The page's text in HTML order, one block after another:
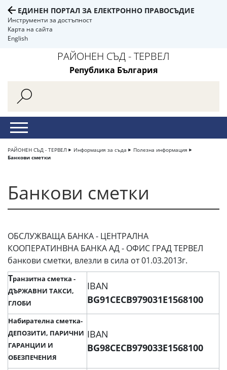
ЕДИНЕН ПОРТАЛ ЗА ЕЛЕКТРОННО ПРАВОСЪДИЕ
Инструменти за достъпност
Карта на сайта
English
РАЙОНЕН СЪД - ТЕРВЕЛ
Република България
РАЙОНЕН СЪД - ТЕРВЕЛ Информация за съда
Полезна информация
Банкови сметки
Банкови сметки
ОБСЛУЖВАЩА БАНКА - ЦЕНТРАЛНА
КООПЕРАТИНВНА БАНКА АД - ОФИС ГРАД ТЕРВЕЛ
банкови сметки, влезли в сила от 01.03.2013г.
Транзитна сметка -
ДЪРЖАВНИ ТАКСИ,
ГЛОБИ
IBAN
BG91CECB979031E1568100
Набирателна сметка-
ДЕПОЗИТИ, ПАРИЧНИ
ГАРАНЦИИ И
ОБЕЗПЕЧЕНИЯ
IBAN
BG98CECB979033E1568100